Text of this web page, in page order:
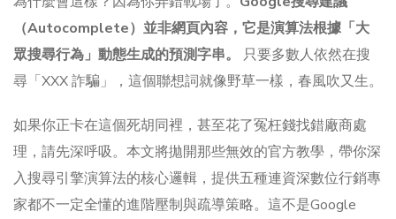
（Autocomplete）並非網頁內容，它是演算法根據「大
眾搜尋行為」動態生成的預測字串。
只要多數人依然在搜
尋「XXX 詐騙」，這個聯想詞就像野草一樣，春風吹又生。
如果你正卡在這個死胡同裡，甚至花了冤枉錢找錯廠商處
理，請先深呼吸。本文將拋開那些無效的官方教學，帶你深
入搜尋引擎演算法的核心邏輯，提供五種連資深數位行銷專
家都不一定全懂的進階壓制與疏導策略。這不是Google